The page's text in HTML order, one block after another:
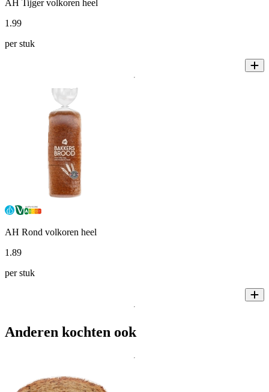
AH Tijger volkoren heel
1 .99
per stuk
AH Rond volkoren heel
1 .89
per stuk
Anderen kochten ook